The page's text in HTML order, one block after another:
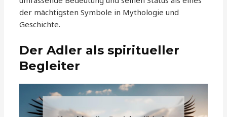
der mächtigsten Symbole in Mythologie und
Geschichte.
Der Adler als spiritueller
Begleiter